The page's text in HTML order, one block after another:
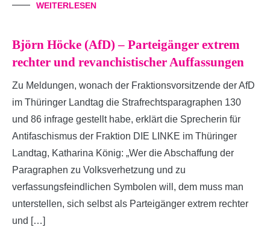
WEITERLESEN
Björn Höcke (AfD) – Parteigänger extrem
rechter und revanchistischer Auffassungen
Zu Meldungen, wonach der Fraktionsvorsitzende der AfD
im Thüringer Landtag die Strafrechtsparagraphen 130
und 86 infrage gestellt habe, erklärt die Sprecherin für
Antifaschismus der Fraktion DIE LINKE im Thüringer
Landtag, Katharina König: „Wer die Abschaffung der
Paragraphen zu Volksverhetzung und zu
verfassungsfeindlichen Symbolen will, dem muss man
unterstellen, sich selbst als Parteigänger extrem rechter
und […]